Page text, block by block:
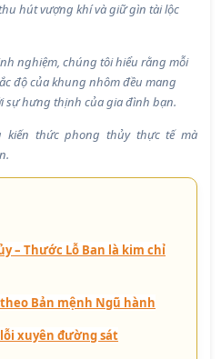
hút vượng khí và giữ gìn tài lộc
nghiệm, chúng tôi hiểu rằng mỗi
độ của khung nhôm đều mang
sự hưng thịnh của gia đình bạn.
thức phong thủy thực tế mà
– Thước Lỗ Ban là kim chỉ
Bản mệnh Ngũ hành
xuyên đường sát